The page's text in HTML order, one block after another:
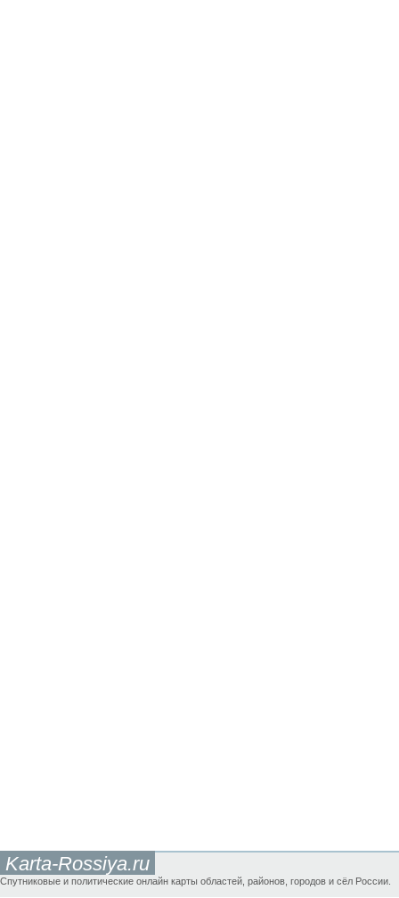
Karta-Rossiya.ru
Спутниковые и политические онлайн карты областей, районов, городов и сёл России.